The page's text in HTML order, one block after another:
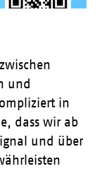
und
in
dass wir ab
und über